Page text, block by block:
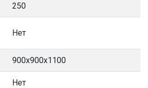
250
Нет
900х900х1100
Нет